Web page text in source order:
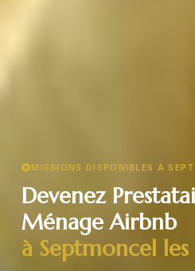
MISSIONS DISPONIBLES À
Devenez
Ménage Airbnb
à Septmoncel